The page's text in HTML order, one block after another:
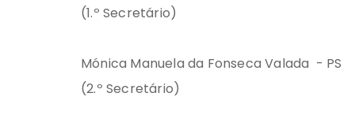
(1.º Secretário)
Mónica Manuela da Fonseca Valada - PS
(2.º Secretário)